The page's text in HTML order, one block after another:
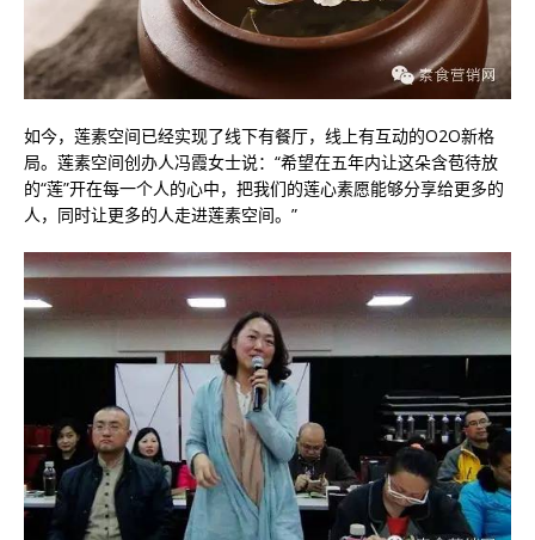
如今，莲素空间已经实现了线下有餐厅，线上有互动的O2O新格
局。莲素空间创办人冯霞女士说：“希望在五年内让这朵含苞待放
的“莲”开在每一个人的心中，把我们的莲心素愿能够分享给更多的
人，同时让更多的人走进莲素空间。”